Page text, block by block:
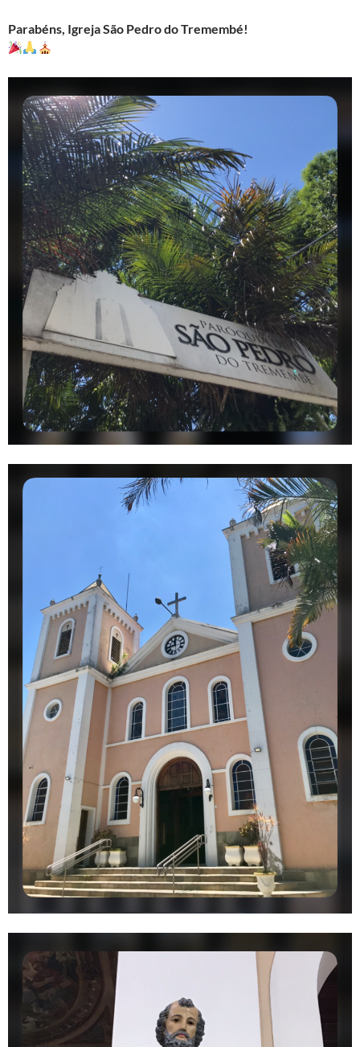
Parabéns, Igreja São Pedro do Tremembé!